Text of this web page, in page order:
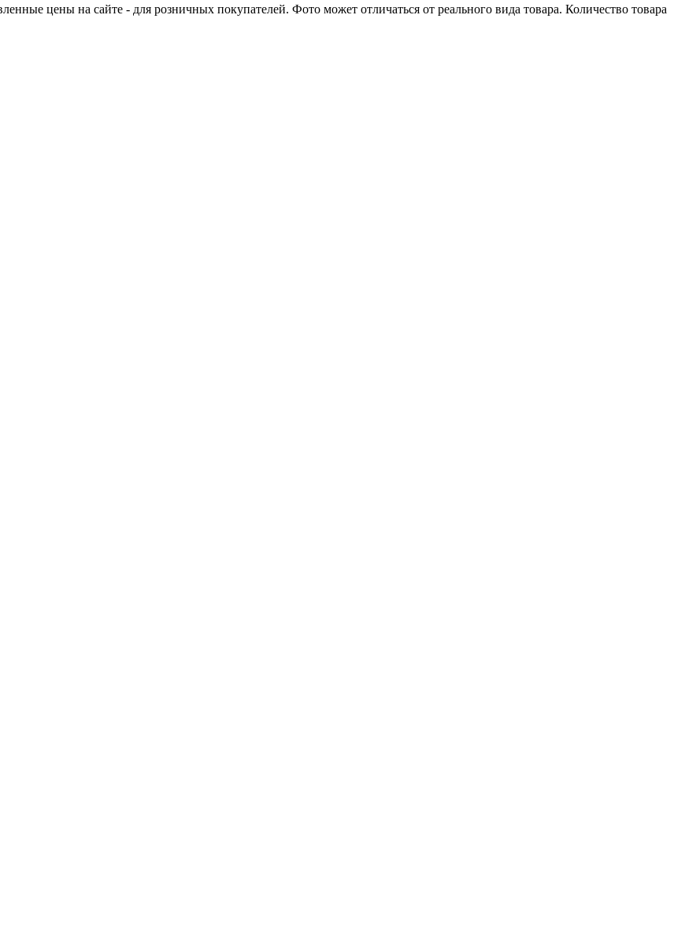
цены на сайте - для розничных покупателей. Фото может отличаться от реального вида товара. Количество товара